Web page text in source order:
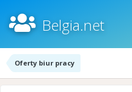
Belgia.net
Oferty biur pracy